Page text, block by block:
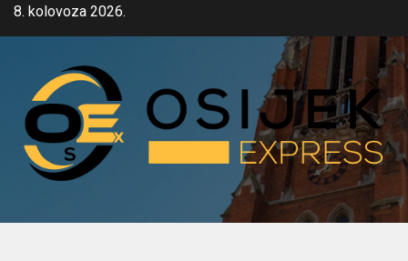
Skip8. kolovoza 2026.